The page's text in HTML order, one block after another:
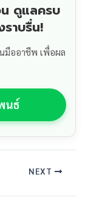
ดูแลครบ
าบรื่น!
มืออาชีพ เพื่อผล
นธ์
NEXT